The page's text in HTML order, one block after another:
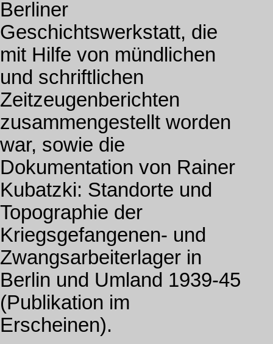
Berliner
Geschichtswerkstatt, die
mit Hilfe von mündlichen
und schriftlichen
Zeitzeugenberichten
zusammengestellt worden
war, sowie die
Dokumentation von Rainer
Kubatzki: Standorte und
Topographie der
Kriegsgefangenen- und
Zwangsarbeiterlager in
Berlin und Umland 1939-45
(Publikation im
Erscheinen).